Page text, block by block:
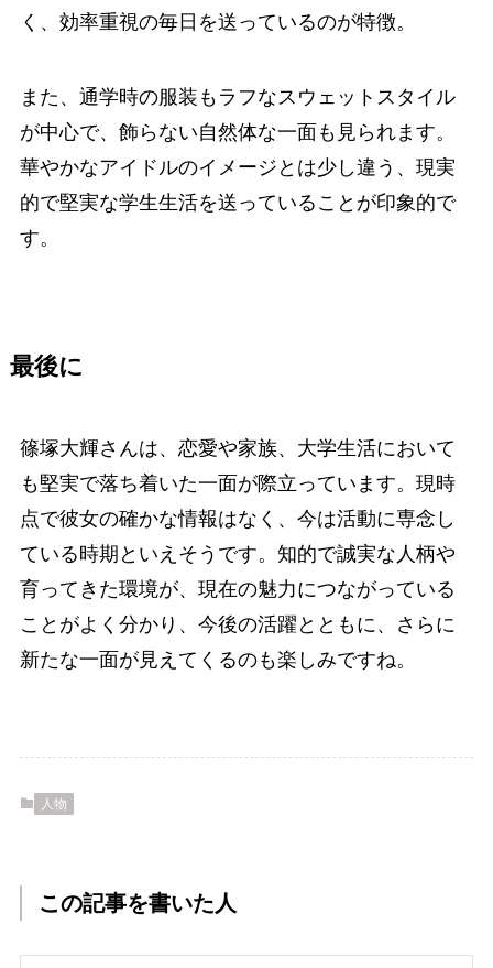
く、効率重視の毎日を送っているのが特徴。
また、通学時の服装もラフなスウェットスタイル
が中心で、飾らない自然体な一面も見られます。
華やかなアイドルのイメージとは少し違う、現実
的で堅実な学生生活を送っていることが印象的で
す。
最後に
篠塚大輝さんは、恋愛や家族、大学生活において
も堅実で落ち着いた一面が際立っています。現時
点で彼女の確かな情報はなく、今は活動に専念し
ている時期といえそうです。知的で誠実な人柄や
育ってきた環境が、現在の魅力につながっている
ことがよく分かり、今後の活躍とともに、さらに
新たな一面が見えてくるのも楽しみですね。
人物
この記事を書いた人